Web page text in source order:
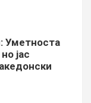
Уметноста
јас